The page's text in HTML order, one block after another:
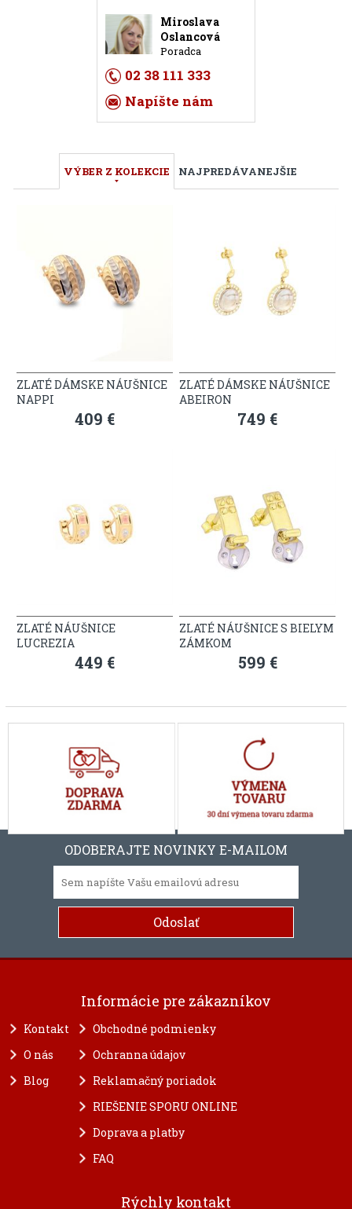
Miroslava
Oslancová
Poradca
02 38 111 333
Napíšte nám
VÝBER Z KOLEKCIE NAJPREDÁVANEJŠIE
ZLATÉ DÁMSKE NÁUŠNICE
NAPPI
409 €
ZLATÉ DÁMSKE NÁUŠNICE
ABEIRON
749 €
ZLATÉ NÁUŠNICE
LUCREZIA
449 €
ZLATÉ NÁUŠNICE S BIELYM
ZÁMKOM
599 €
ODOBERAJTE NOVINKY E-MAILOM
Informácie pre zákazníkov
Kontakt
O nás
Blog
Obchodné podmienky
Ochranna údajov
Reklamačný poriadok
RIEŠENIE SPORU ONLINE
Doprava a platby
FAQ
Rýchly kontakt